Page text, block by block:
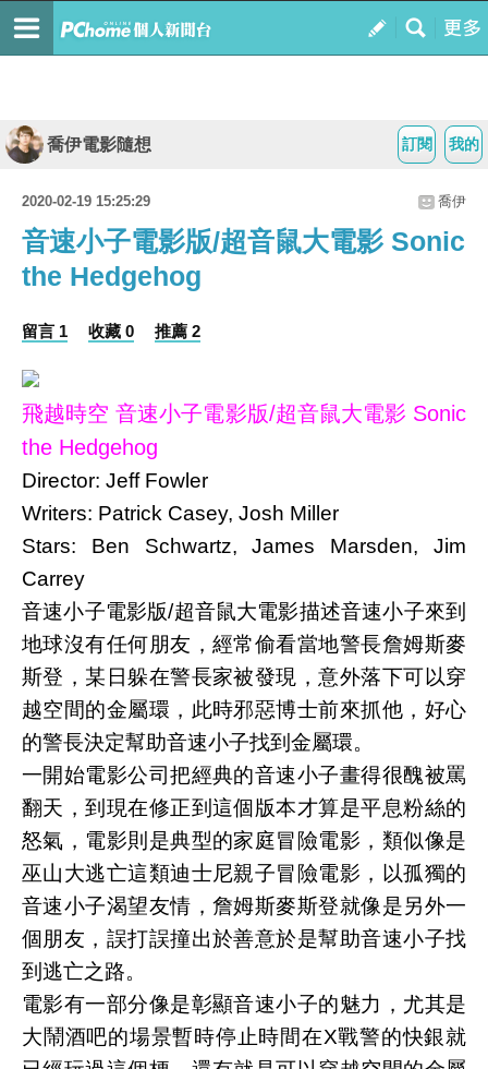
我的
訂閱
喬伊電影隨想
2020-02-19 15:25:29 喬伊
音速小子電影版/超音鼠大電影 Sonic
the Hedgehog
留言 1 收藏 0 推薦 2
飛越時空 音速小子電影版/超音鼠大電影 Sonic
the Hedgehog
Director: Jeff Fowler
Writers: Patrick Casey, Josh Miller
Stars: Ben Schwartz, James Marsden, Jim
Carrey
音速小子電影版/超音鼠大電影描述音速小子來到
地球沒有任何朋友，經常偷看當地警長詹姆斯麥
斯登，某日躲在警長家被發現，意外落下可以穿
越空間的金屬環，此時邪惡博士前來抓他，好心
的警長決定幫助音速小子找到金屬環。
一開始電影公司把經典的音速小子畫得很醜被罵
翻天，到現在修正到這個版本才算是平息粉絲的
怒氣，電影則是典型的家庭冒險電影，類似像是
巫山大逃亡這類迪士尼親子冒險電影，以孤獨的
音速小子渴望友情，詹姆斯麥斯登就像是另外一
個朋友，誤打誤撞出於善意於是幫助音速小子找
到逃亡之路。
電影有一部分像是彰顯音速小子的魅力，尤其是
大鬧酒吧的場景暫時停止時間在X戰警的快銀就